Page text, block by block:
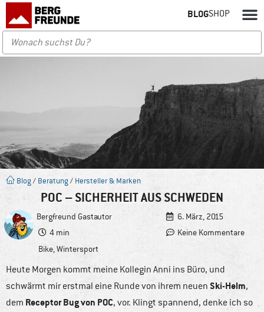
BLOGSHOP
Blog / Beratung / Hersteller & Marken
POC – SICHERHEIT AUS SCHWEDEN
Bergfreund Gastautor
6. März, 2015
4 min
Keine Kommentare
Bike,Wintersport
Heute Morgen kommt meine Kollegin Anni ins Büro, und
schwärmt mir erstmal eine Runde von ihrem neuen Ski-Helm,
dem Receptor Bug von POC, vor. Klingt spannend, denke ich so